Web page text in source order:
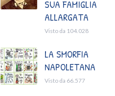
SUA FAMIGLIA
ALLARGATA
Visto da 104.028
LA SMORFIA
NAPOLETANA
Visto da 66.577